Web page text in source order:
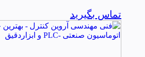
تماس بگیرید